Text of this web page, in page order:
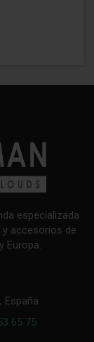
especializada
y accesorios de
Europa.
España
65 75